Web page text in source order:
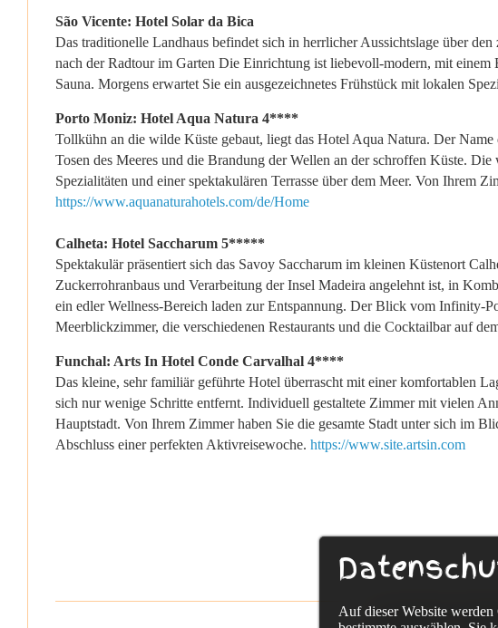
São Vicente: Hotel Solar da Bica
Das traditionelle Landhaus befindet sich in herrlicher Aussichtslage über
nach der Radtour im Garten Die Einrichtung ist liebevoll-modern, mit einem
Sauna. Morgens erwartet Sie ein ausgezeichnetes Frühstück mit lokalen
Porto Moniz: Hotel Aqua Natura 4****
Tollkühn an die wilde Küste gebaut, liegt das Hotel Aqua Natura. Der
Tosen des Meeres und die Brandung der Wellen an der schroffen Küste.
Spezialitäten und einer spektakulären Terrasse über dem Meer. Von Ihrem
https://www.aquanaturahotels.com/de/Home
Calheta: Hotel Saccharum 5*****
Spektakulär präsentiert sich das Savoy Saccharum im kleinen Küstenort
Zuckerrohranbaus und Verarbeitung der Insel Madeira angelehnt ist, in
ein edler Wellness-Bereich laden zur Entspannung. Der Blick vom Infinity-
Meerblickzimmer, die verschiedenen Restaurants und die Cocktailbar auf
Funchal: Arts In Hotel Conde Carvalhal 4****
Das kleine, sehr familiär geführte Hotel überrascht mit einer komfortablen
sich nur wenige Schritte entfernt. Individuell gestaltete Zimmer mit vielen
Hauptstadt. Von Ihrem Zimmer haben Sie die gesamte Stadt unter sich im
Abschluss einer perfekten Aktivreisewoche. https://www.site.artsin.com
Sackmann
Auf dieser Website